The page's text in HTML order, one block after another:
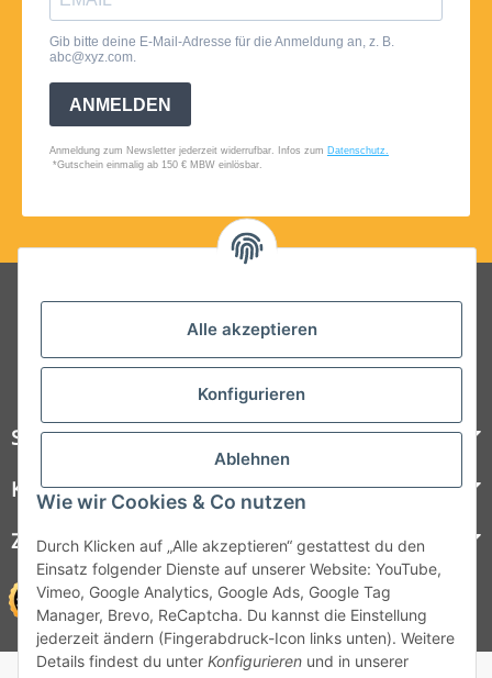
Alle akzeptieren
Konfigurieren
Ablehnen
Wie wir Cookies & Co nutzen
Durch Klicken auf „Alle akzeptieren“ gestattest du den
Einsatz folgender Dienste auf unserer Website: YouTube,
Vimeo, Google Analytics, Google Ads, Google Tag
Manager, Brevo, ReCaptcha. Du kannst die Einstellung
jederzeit ändern (Fingerabdruck-Icon links unten). Weitere
Details findest du unter Konfigurieren und in unserer
Folgt uns auf Social Media
Steelboxx
Kundenservice
Zahlungsmöglichkeiten